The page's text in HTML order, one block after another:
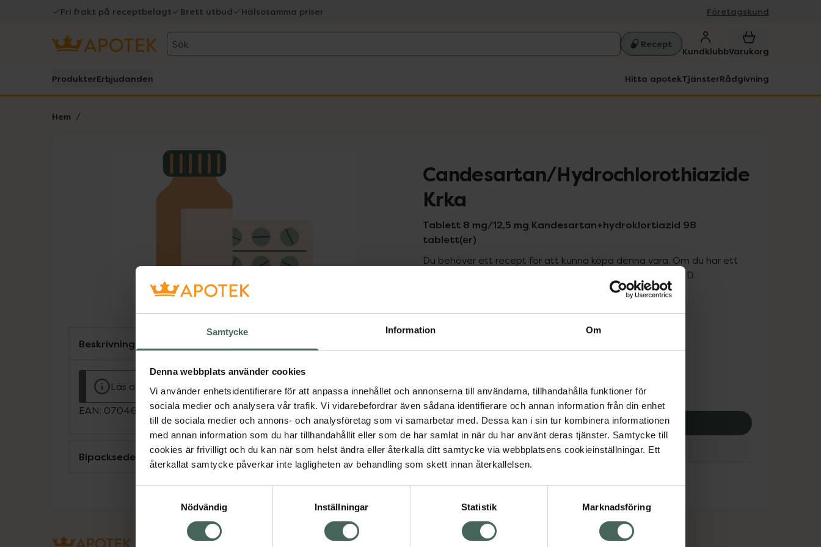
Samtycke Information Om
Denna webbplats använder cookies
Vi använder enhetsidentifierare för att anpassa innehållet och annonserna till användarna, tillhandahålla funktioner för
sociala medier och analysera vår trafik. Vi vidarebefordrar även sådana identifierare och annan information från din enhet
till de sociala medier och annons- och analysföretag som vi samarbetar med. Dessa kan i sin tur kombinera informationen
med annan information som du har tillhandahållit eller som de har samlat in när du har använt deras tjänster. Samtycke till
cookies är frivilligt och du kan när som helst ändra eller återkalla ditt samtycke via webbplatsens cookieinställningar. Ett
återkallat samtycke påverkar inte lagligheten av behandling som skett innan återkallelsen.
Nödvändig
Inställningar Statistik Marknadsföring
Fri frakt på receptbelagt Brett utbud Hälsosamma priser Företagskund
Sök Recept
KundklubbVarukorg
ProdukterErbjudanden Hitta apotekTjänsterRådgivning
Hem
Lista: . Innehåller 1 objekt.
Candesartan/Hydrochlorothiazide
Krka
Tablett 8 mg/12,5 mg Kandesartan+hydroklortiazid 98
tablett(er)
Du behöver ett recept för att kunna köpa denna vara. Om du har ett
recept kan du handla genom att logga in med ditt bank-ID.
Pris med recept
Högkostnadsskyddet gäller
157,61 kr
I apotek:157,61 kr
Köp via ditt recept
Aktuella erbjudanden
Beskrivning
Läs alltid bipacksedeln innan användning.
EAN: 07046261570749
Bipacksedel från FASS Visa
Om recept och läkemedel